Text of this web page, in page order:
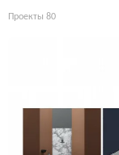
Проекты 80